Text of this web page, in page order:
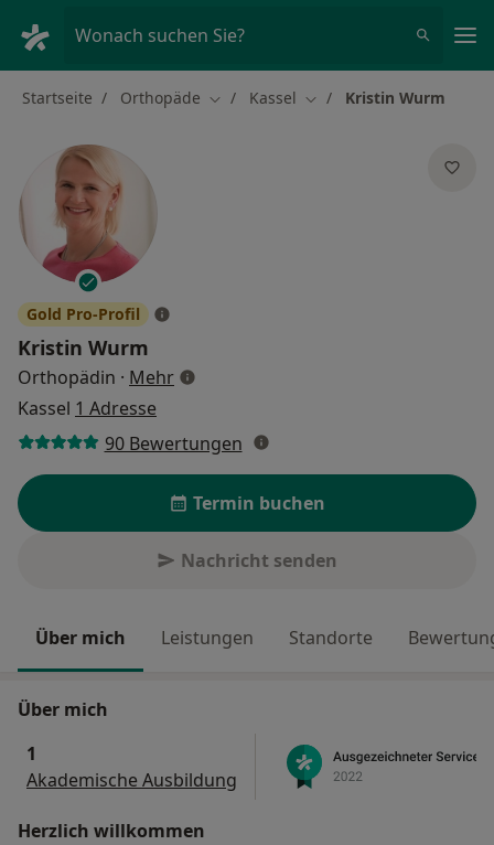
Wonach suchen Sie?
Startseite Orthopäde Stadt ändern
Kassel Stadt ändern
Kristin Wurm
Gold Pro-Profil
Kristin Wurm
Orthopädin · Mehrüber Spezialisierungen
Kassel 1 Adresse
90 Bewertungen
Termin buchen
Nachricht senden
Über mich Leistungen Standorte
Über mich
1
Akademische Ausbildung
Herzlich willkommen